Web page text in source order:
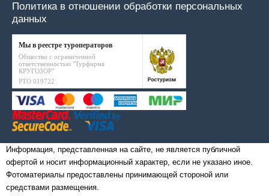
Политика в отношении обработки персональных
данных
Мы в реестре туроператоров
Общество с ограниченной
ответственностью "Турфирма
КРУГОЗОР"
РТО 019722
Информация, представленная на сайте, не является публичной
офертой и носит информационный характер, если не указано иное.
Фотоматериалы предоставлены принимающей стороной или
средствами размещения.